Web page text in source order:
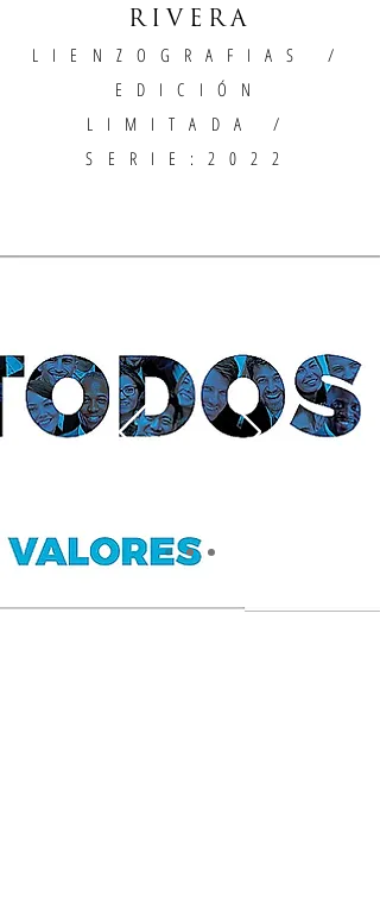
RIVERA
LIENZOGRAFIAS
/
EDICIÓN
LIMITADA /
SERIE:2022